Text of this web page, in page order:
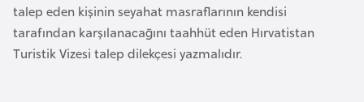
talep eden kişinin seyahat masraflarının kendisi
tarafından karşılanacağını taahhüt eden Hırvatistan
Turistik Vizesi talep dilekçesi yazmalıdır.
B
e